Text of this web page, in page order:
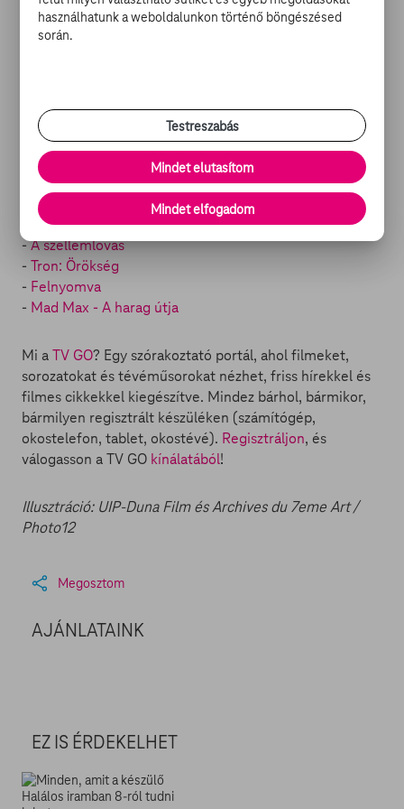
filmeket rendezett, mintAz olasz melóvagy a
Törvénytisztelő polgár
AKCIÓFILMEK A TV GO
KÍNÁLATÁBAN:
-A szellemlovas
- Tron: Örökség
- Felnyomva
- Mad Max - A harag útja
Mi aTV GO? Egy szórakoztató portál, ahol filmeket,
sorozatokat és tévéműsorokat nézhet, friss hírekkel és
filmes cikkekkel kiegészítve. Mindez bárhol, bármikor,
bármilyen regisztrált készüléken (számítógép,
okostelefon, tablet, okostévé). Regisztráljon, és
válogasson a TV GO kínálatából!
Illusztráció: UIP-Duna Film és Archives du 7eme Art /
Photo12
Megosztom
AJÁNLATAINK
EZ IS ÉRDEKELHET
használhatunk a weboldalunkon történő böngészésed
során.
Testreszabás
Mindet elutasítom
Mindet elfogadom